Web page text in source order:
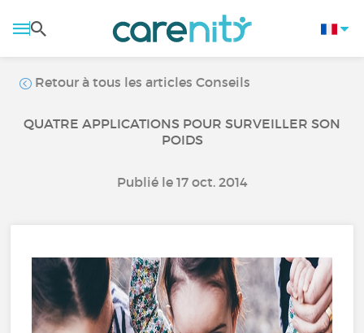
Retour à tous les articles Conseils
QUATRE APPLICATIONS POUR SURVEILLER SON
POIDS
Publié le 17 oct. 2014